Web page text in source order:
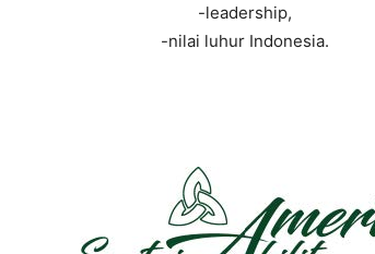
-leadership,
-nilai luhur Indonesia.